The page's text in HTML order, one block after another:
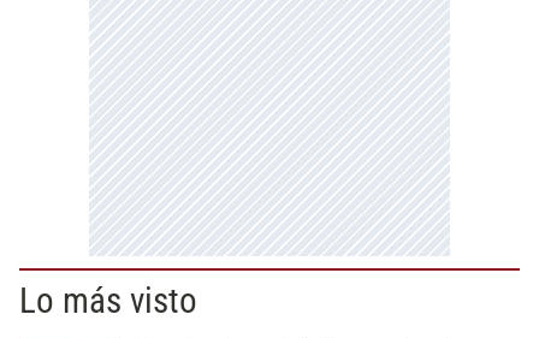
Lo más visto